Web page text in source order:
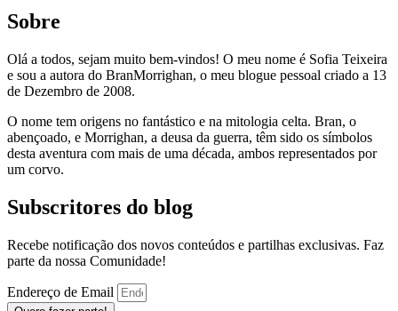
Sobre
Olá a todos, sejam muito bem-vindos! O meu nome é Sofia Teixeira
e sou a autora do BranMorrighan, o meu blogue pessoal criado a 13
de Dezembro de 2008.
O nome tem origens no fantástico e na mitologia celta. Bran, o
abençoado, e Morrighan, a deusa da guerra, têm sido os símbolos
desta aventura com mais de uma década, ambos representados por
um corvo.
Subscritores do blog
Recebe notificação dos novos conteúdos e partilhas exclusivas. Faz
parte da nossa Comunidade!
Endereço de Email